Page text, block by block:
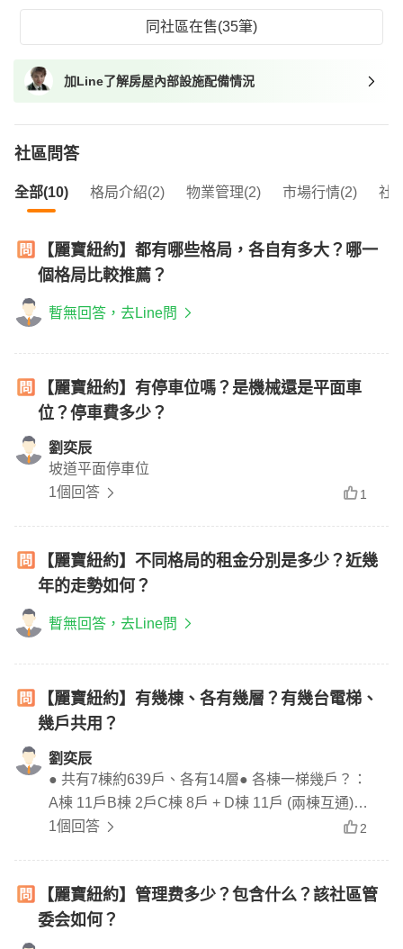
同社區在售(35筆)
加Line了解房屋內部設施配備情況
社區問答
全部(10) 格局介紹(2) 物業管理(2) 市場行情(2) 社
【麗寶紐約】都有哪些格局，各自有多大？哪一
個格局比較推薦？
暫無回答，去Line問
【麗寶紐約】有停車位嗎？是機械還是平面車
位？停車費多少？
劉奕辰
坡道平面停車位
1個回答
1
【麗寶紐約】不同格局的租金分別是多少？近幾
年的走勢如何？
暫無回答，去Line問
【麗寶紐約】有幾棟、各有幾層？有幾台電梯、
幾戶共用？
劉奕辰
● 共有7棟約639戶、各有14層● 各棟一梯幾戶？：
A棟 11戶B棟 2戶C棟 8戶 + D棟 11戶 (兩棟互通)E
棟 11戶F棟 3戶G棟 4戶
1個回答 2
【麗寶紐約】管理费多少？包含什么？該社區管
委会如何？